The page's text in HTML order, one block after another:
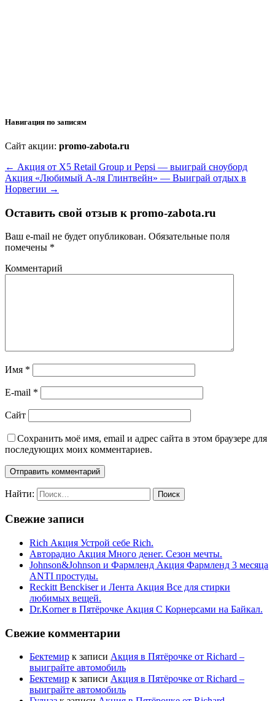
Навигация по записям
Сайт акции: promo-zabota.ru
← Акция от X5 Retail Group и Pepsi — выиграй сноуборд
Акция «Любимый А-ля Глинтвейн» — Выиграй отдых в
Норвегии →
Оставить свой отзыв к promo-zabota.ru
Ваш e-mail не будет опубликован. Обязательные поля
помечены *
Комментарий
Имя *
E-mail *
Сайт
Сохранить моё имя, email и адрес сайта в этом браузере для
последующих моих комментариев.
Найти:
Свежие записи
Rich Акция Устрой себе Rich.
Авторадио Акция Много денег. Сезон мечты.
Johnson&Johnson и Фармленд Акция Фармленд 3 месяца
ANTI простуды.
Reckitt Benckiser и Лента Акция Все для стирки
любимых вещей.
Dr.Korner в Пятёрочке Акция С Корнерсами на Байкал.
Свежие комментарии
Бектемир к записи Акция в Пятёрочке от Richard –
выиграйте автомобиль
Бектемир к записи Акция в Пятёрочке от Richard –
выиграйте автомобиль